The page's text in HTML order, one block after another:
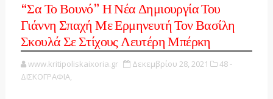
“Σα Το Βουνό” Η Νέα Δημιουργία Του
Γιάννη Σπαχή Με Ερμηνευτή Τον Βασίλη
Σκουλά Σε Στίχους Λευτέρη Μπέρκη
www.kritipoliskaixoria.gr Δεκεμβρίου 28, 2021
48 -
ΔΙΣΚΟΓΡΑΦΙΑ,